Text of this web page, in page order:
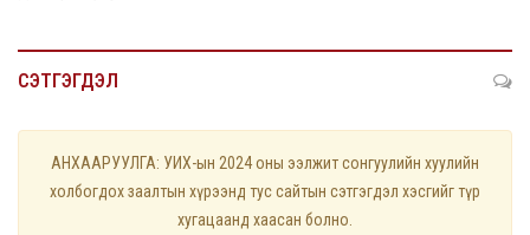
СЭТГЭГДЭЛ
АНХААРУУЛГА: УИХ-ын 2024 оны ээлжит сонгуулийн хуулийн
холбогдох заалтын хүрээнд тус сайтын сэтгэгдэл хэсгийг түр
хугацаанд хаасан болно.